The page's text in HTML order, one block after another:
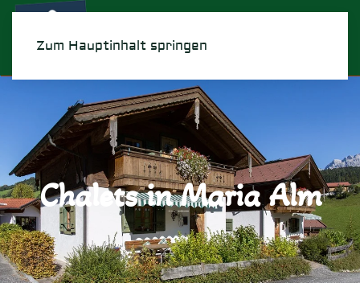
Zum Hauptinhalt springen
Chalets in Maria Alm